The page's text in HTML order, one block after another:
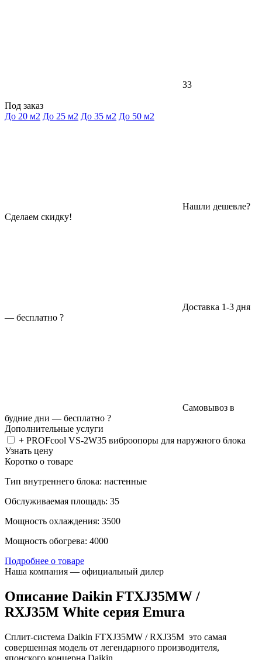
33
Под заказ
До 20 м2 До 25 м2 До 35 м2 До 50 м2
Нашли дешевле?
Сделаем скидку!
Доставка 1-3 дня
— бесплатно ?
Самовывоз в
будние дни — бесплатно ?
Дополнительные услуги
+ PROFcool VS-2W35 виброопоры для наружного блока
Узнать цену
Коротко о товаре
Тип внутреннего блока: настенные
Обслуживаемая площадь: 35
Мощность охлаждения: 3500
Мощность обогрева: 4000
Подробнее о товаре
Наша компания — официальный дилер
Описание Daikin FTXJ35MW /
RXJ35M White серия Emura
Сплит-система Daikin FTXJ35MW / RXJ35M это самая
совершенная модель от легендарного производителя,
японского концерна Daikin.